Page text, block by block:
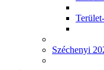
Széchenyi